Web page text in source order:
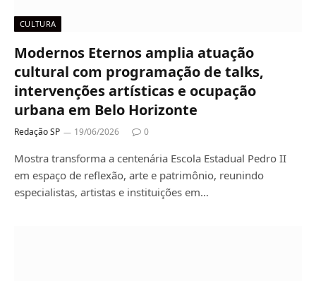
CULTURA
Modernos Eternos amplia atuação
cultural com programação de talks,
intervenções artísticas e ocupação
urbana em Belo Horizonte
Redação SP 19/06/2026 0
Mostra transforma a centenária Escola Estadual Pedro II
em espaço de reflexão, arte e patrimônio, reunindo
especialistas, artistas e instituições em…